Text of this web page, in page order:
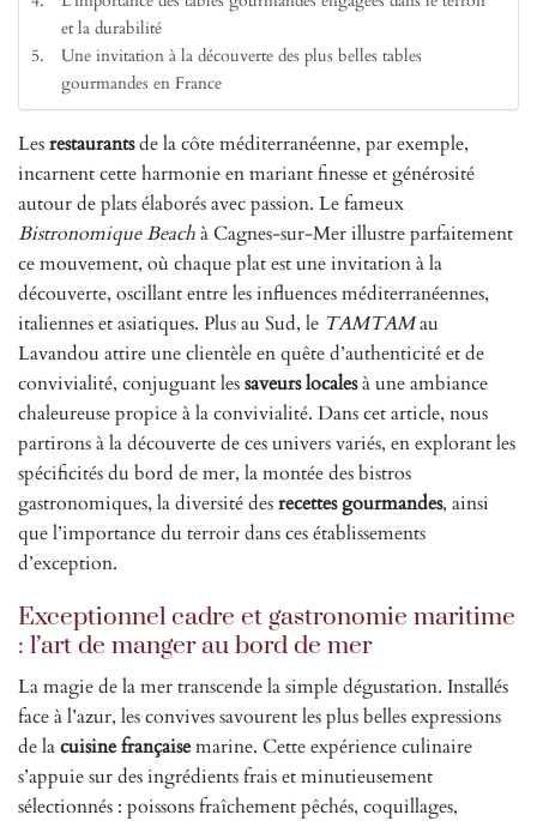
et la durabilité
Une invitation à la découverte des plus belles tables
gourmandes en France
Lesrestaurantsde la côte méditerranéenne, par exemple,
incarnent cette harmonie en mariant finesse et générosité
autour de plats élaborés avec passion. Le fameux
Bistronomique Beachà Cagnes-sur-Mer illustre parfaitement
ce mouvement, où chaque plat est une invitation à la
découverte, oscillant entre les influences méditerranéennes,
italiennes et asiatiques. Plus au Sud, le TAMTAMau
Lavandou attire une clientèle en quête d’authenticité et de
convivialité, conjuguant lessaveurs localesà une ambiance
chaleureuse propice à la convivialité. Dans cet article, nous
partirons à la découverte de ces univers variés, en explorant les
spécificités du bord de mer, la montée des bistros
gastronomiques, la diversité desrecettes gourmandes, ainsi
que l’importance du terroir dans ces établissements
d’exception.
Exceptionnel cadre et gastronomie maritime
: l’art de manger au bord de mer
La magie de la mer transcende la simple dégustation. Installés
face à l’azur, les convives savourent les plus belles expressions
de lacuisine françaisemarine. Cette expérience culinaire
s’appuie sur des ingrédients frais et minutieusement
sélectionnés : poissons fraîchement pêchés, coquillages,